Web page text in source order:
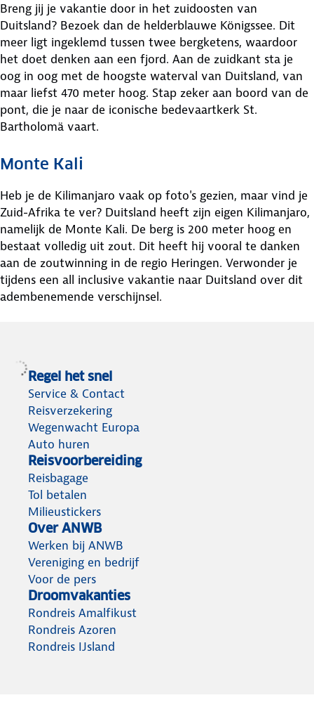
Breng jij je vakantie door in het zuidoosten van
Duitsland? Bezoek dan de helderblauwe Königssee. Dit
meer ligt ingeklemd tussen twee bergketens, waardoor
het doet denken aan een fjord. Aan de zuidkant sta je
oog in oog met de hoogste waterval van Duitsland, van
maar liefst 470 meter hoog. Stap zeker aan boord van de
pont, die je naar de iconische bedevaartkerk St.
Bartholomä vaart.
Monte Kali
Heb je de Kilimanjaro vaak op foto's gezien, maar vind je
Zuid-Afrika te ver? Duitsland heeft zijn eigen Kilimanjaro,
namelijk de Monte Kali. De berg is 200 meter hoog en
bestaat volledig uit zout. Dit heeft hij vooral te danken
aan de zoutwinning in de regio Heringen. Verwonder je
tijdens een all inclusive vakantie naar Duitsland over dit
adembenemende verschijnsel.
Regel het snel
Service & Contact
Reisverzekering
Wegenwacht Europa
Auto huren
Reisvoorbereiding
Reisbagage
Tol betalen
Milieustickers
Over ANWB
Werken bij ANWB
Vereniging en bedrijf
Voor de pers
Droomvakanties
Rondreis Amalfikust
Rondreis Azoren
Rondreis IJsland